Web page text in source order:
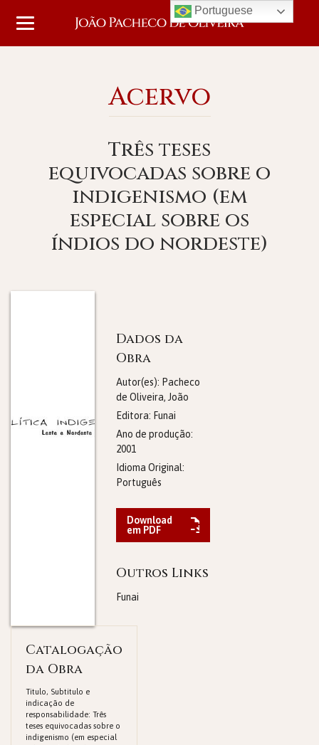
Acervo
Três teses
equivocadas sobre o
indigenismo (em
especial sobre os
índios do nordeste)
Dados da
Obra
Autor(es): Pacheco
de Oliveira, João
Editora: Funai
Ano de produção:
2001
Idioma Original:
Português
Download
em PDF
Outros Links
Funai
Catalogação
da Obra
Titulo, Subtitulo e
indicação de
responsabilidade: Três
teses equivocadas sobre o
indigenismo (em especial
Portuguese